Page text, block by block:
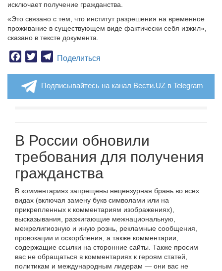
исключает получение гражданства.
«Это связано с тем, что институт разрешения на временное
проживание в существующем виде фактически себя изжил»,
сказано в тексте документа.
Facebook
TwitterTelegram
Поделиться
Подписывайтесь на канал Вести.UZ в Telegram
В России обновили
требования для получения
гражданства
В комментариях запрещены нецензурная брань во всех
видах (включая замену букв символами или на
прикрепленных к комментариям изображениях),
высказывания, разжигающие межнациональную,
межрелигиозную и иную рознь, рекламные сообщения,
провокации и оскорбления, а также комментарии,
содержащие ссылки на сторонние сайты. Также просим
вас не обращаться в комментариях к героям статей,
политикам и международным лидерам — они вас не